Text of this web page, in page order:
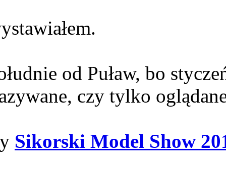
od Puław, bo
czy tylko
Sikorski Model Show